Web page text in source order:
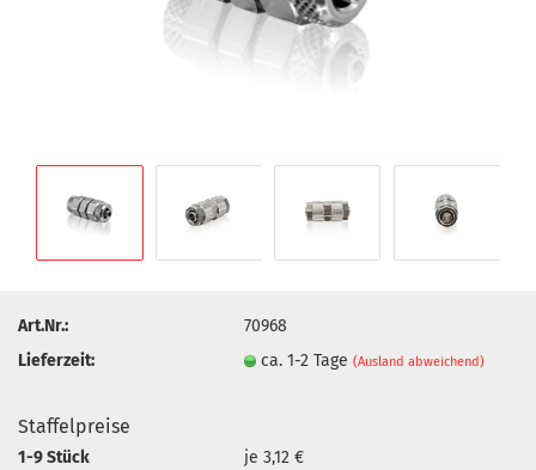
Art.Nr.:
70968
Lieferzeit:
ca. 1-2 Tage(Ausland abweichend)
Staffelpreise
1-9 Stück
je 3,12 €